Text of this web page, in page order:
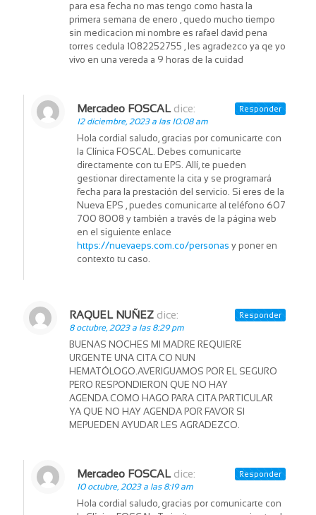
para esa fecha no mas tengo como hasta la
primera semana de enero , quedo mucho tiempo
sin medicacion mi nombre es rafael david pena
torres cedula 1082252755 , les agradezco ya qe yo
vivo en una vereda a 9 horas de la cuidad
Mercadeo FOSCAL dice:
12 diciembre, 2023 a las 10:08 am
Hola cordial saludo, gracias por comunicarte con
la Clínica FOSCAL. Debes comunicarte
directamente con tu EPS. Allí, te pueden
gestionar directamente la cita y se programará
fecha para la prestación del servicio. Si eres de la
Nueva EPS , puedes comunicarte al teléfono 607
700 8008 y también a través de la página web
en el siguiente enlace
https://nuevaeps.com.co/personas y poner en
contexto tu caso.
Responder
RAQUEL NUÑEZ dice:
8 octubre, 2023 a las 8:29 pm
BUENAS NOCHES MI MADRE REQUIERE
URGENTE UNA CITA CO NUN
HEMATÓLOGO.AVERIGUAMOS POR EL SEGURO
PERO RESPONDIERON QUE NO HAY
AGENDA.COMO HAGO PARA CITA PARTICULAR
YA QUE NO HAY AGENDA POR FAVOR SI
MEPUEDEN AYUDAR LES AGRADEZCO.
Responder
Mercadeo FOSCAL dice:
10 octubre, 2023 a las 8:19 am
Hola cordial saludo, gracias por comunicarte con
Responder